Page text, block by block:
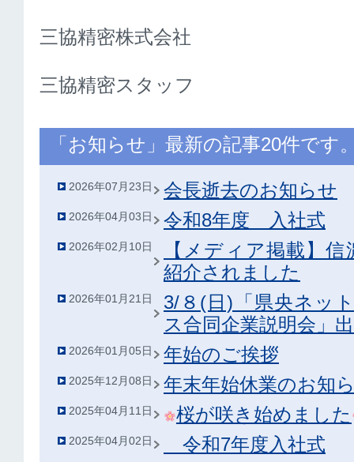
三協精密株式会社
三協精密スタッフ
「お知らせ」最新の記事20件です
2026年07月23日 会長逝去のお知らせ
2026年04月03日 令和8年度 入社式
2026年02月10日
【メディア掲載】
紹介されました
2026年01月21日
3/８(日)「県央ネッ
ス合同企業説明会」
2026年01月05日 年始のご挨拶
2025年12月08日 年末年始休業のお知
2025年04月11日 桜が咲き始めました
2025年04月02日 令和7年度入社式